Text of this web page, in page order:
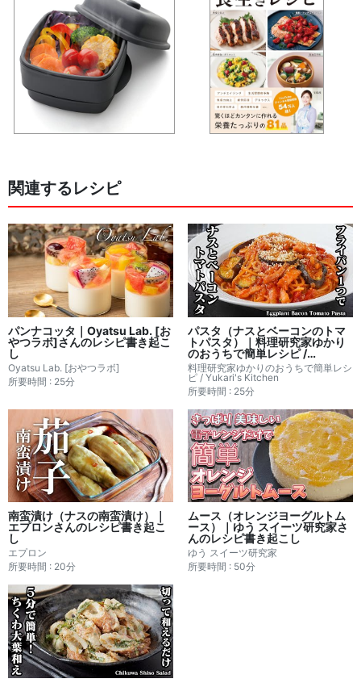
関連するレシピ
パンナコッタ｜Oyatsu Lab. [お
やつラボ]さんのレシピ書き起こ
し
Oyatsu Lab. [おやつラボ]
所要時間 : 25分
パスタ（ナスとベーコンのトマ
トパスタ）｜料理研究家ゆかり
のおうちで簡単レシピ /
Yukari's Kitchenさんのレシピ
書き起こし
料理研究家ゆかりのおうちで簡単レシ
ピ / Yukari's Kitchen
所要時間 : 25分
南蛮漬け（ナスの南蛮漬け）｜
エプロンさんのレシピ書き起こ
し
エプロン
所要時間 : 20分
ムース（オレンジヨーグルトム
ース）｜ゆう スイーツ研究家さ
んのレシピ書き起こし
ゆう スイーツ研究家
所要時間 : 50分